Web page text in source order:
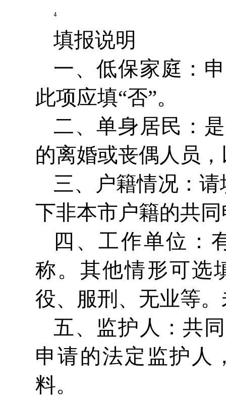
填报说明
一、低保家庭：
此项应填“否”。
二、单身居民：
的离婚或丧偶人员
三、户籍情况：请
下非本市户籍的共
四、工作单位：
称。其他情形可选
役、服刑、无业等
五、监护人：共
申请的法定监护人
料。